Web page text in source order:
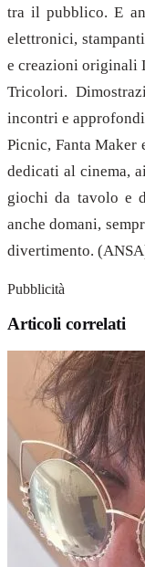
tra il pubblico. E
elettronici,
e creazioni originali
Tricolori.
incontri e
Picnic, Fanta Maker
dedicati al cinema,
giochi da tavolo e
anche domani,
divertimento.
Pubblicità
Articoli correlati